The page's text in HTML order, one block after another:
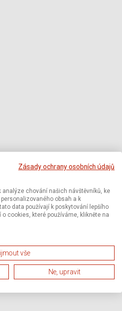
Zásady ochrany osobních údajů
chování našich návštěvníků, ke
obsah a k
data používají k poskytování lepšího
cookies, které používáme, klikněte na
vše
Ne, upravit